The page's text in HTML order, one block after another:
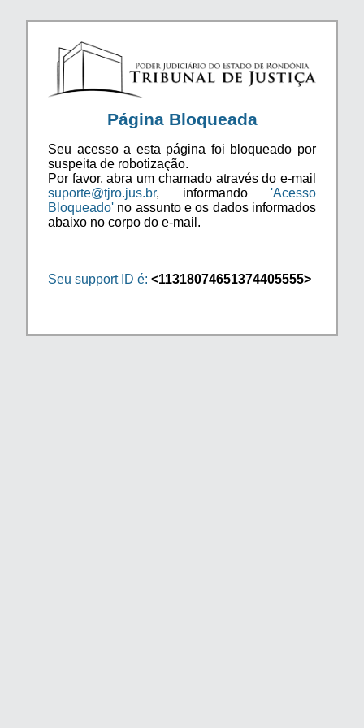
Página Bloqueada
Seu acesso a esta página foi bloqueado por
suspeita de robotização.
Por favor, abra um chamado através do e-mail
suporte@tjro.jus.br, informando 'Acesso
Bloqueado' no assunto e os dados informados
abaixo no corpo do e-mail.
Seu support ID é: <11318074651374405555>